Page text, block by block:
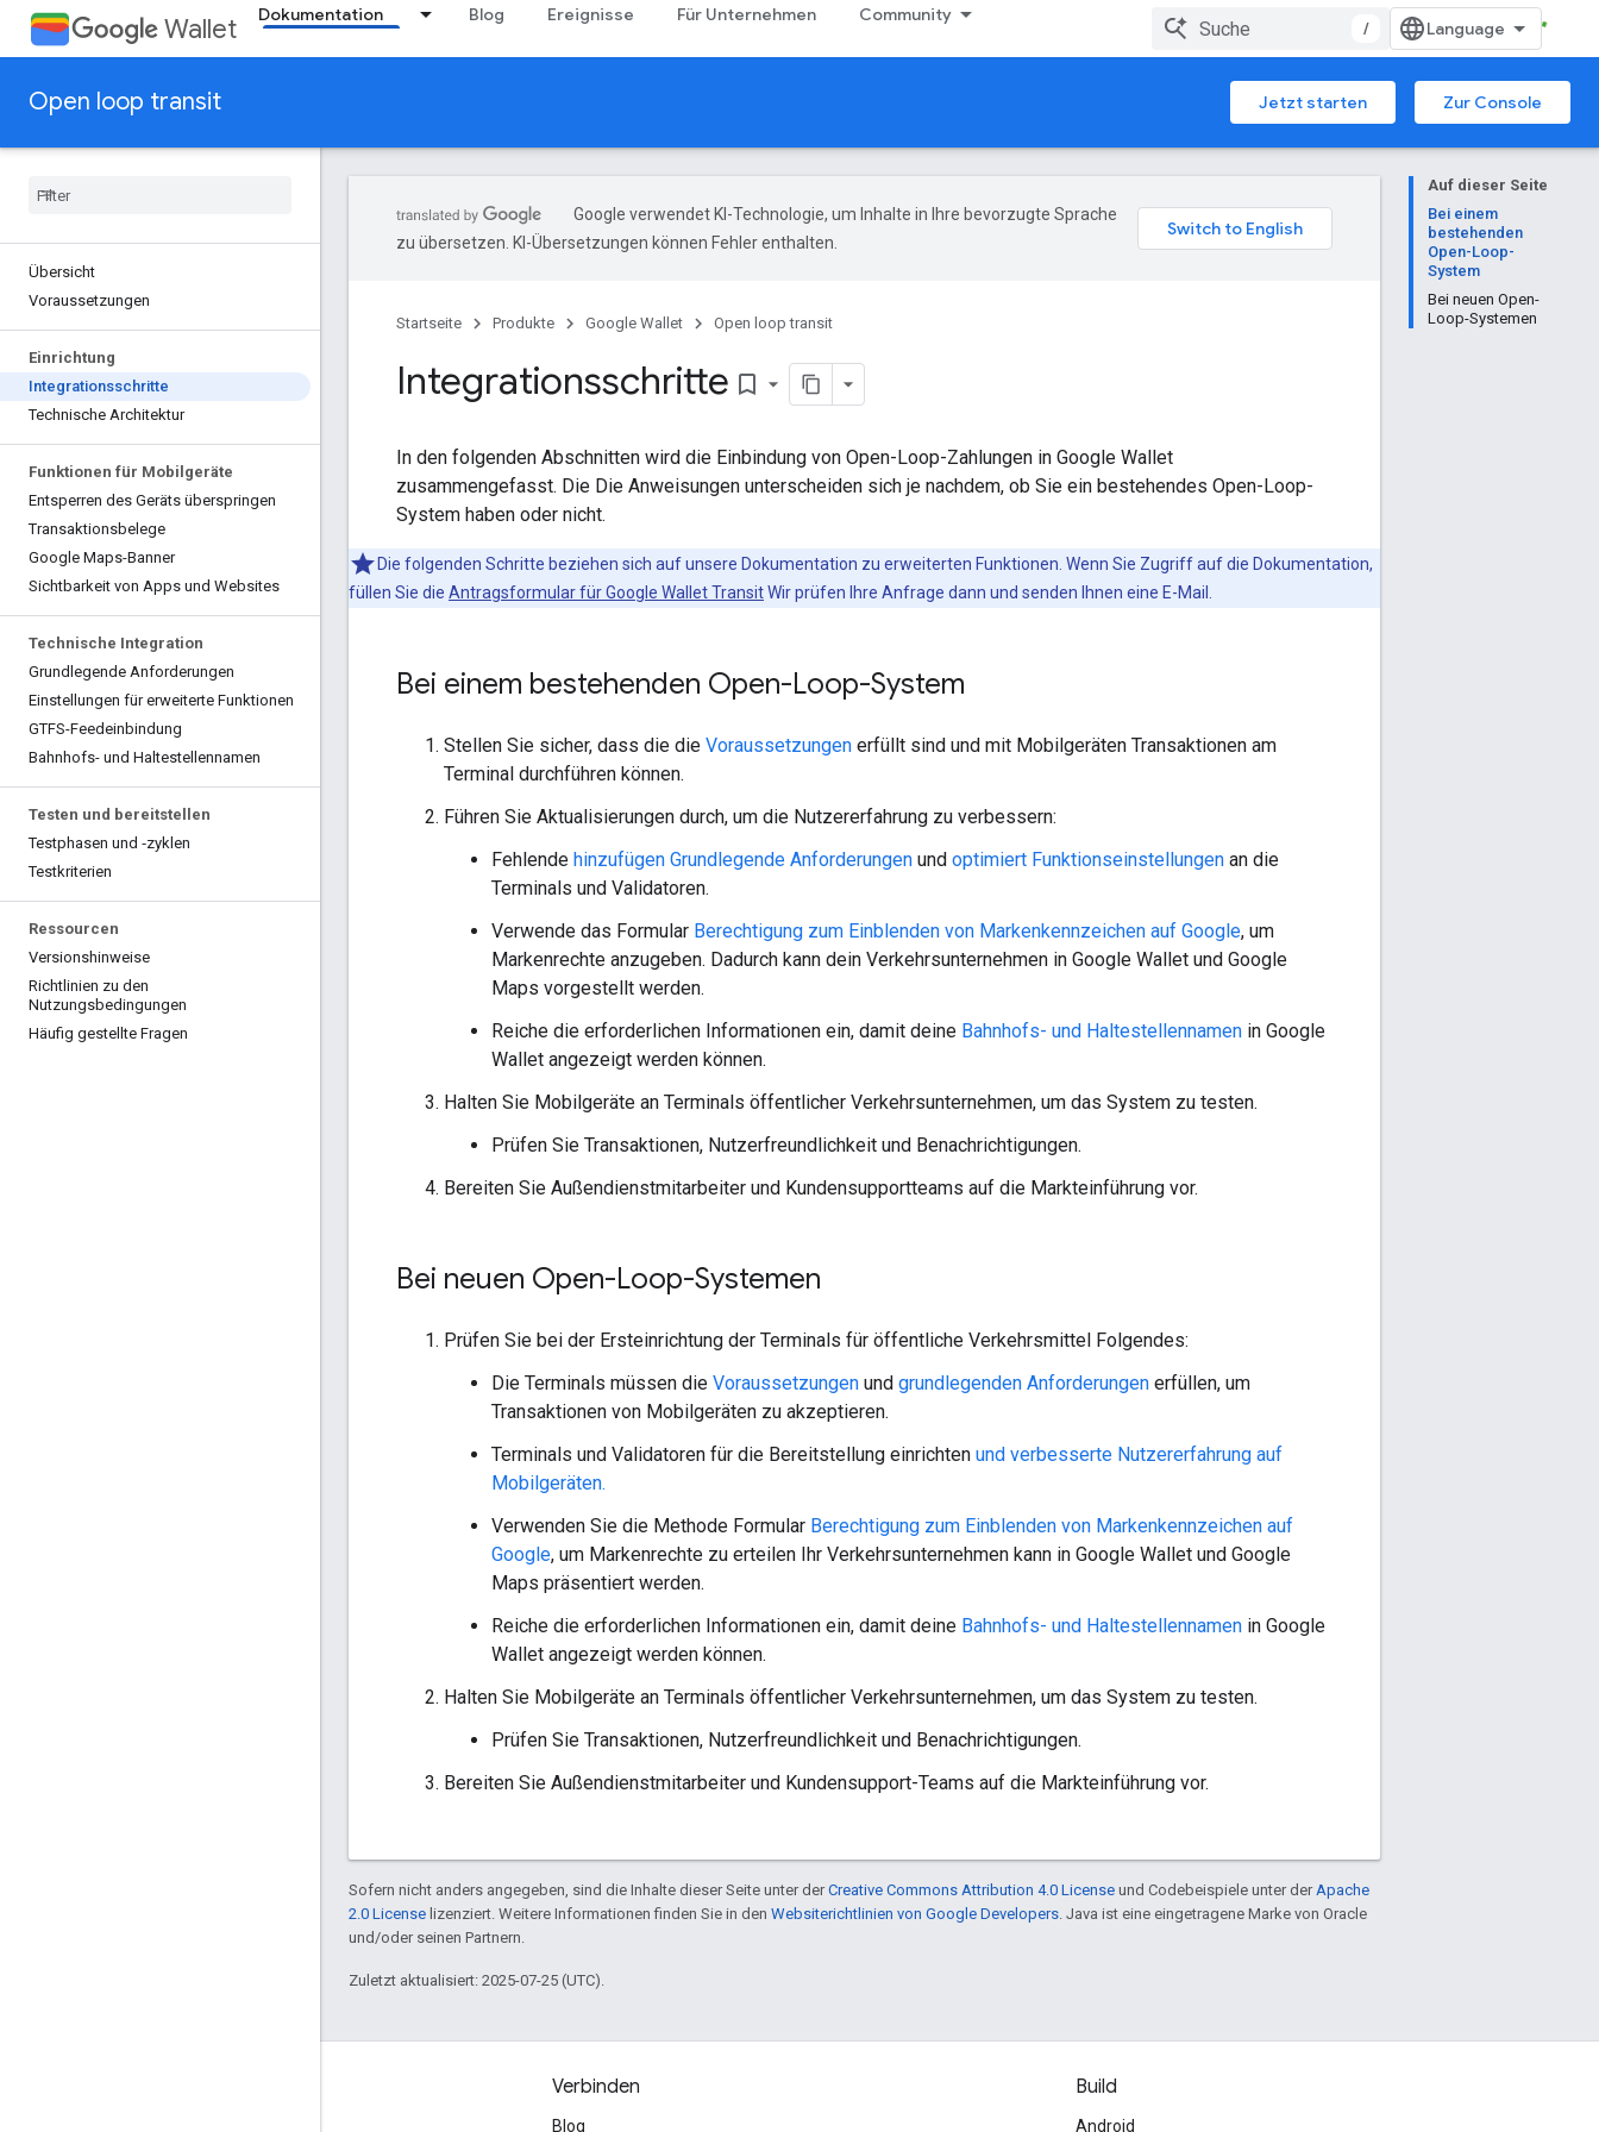
Wallet Dokumentation Blog Ereignisse Für Unternehmen Community
/
Open loop transit Jetzt starten Zur Console
Übersicht
Voraussetzungen
Einrichtung
Integrationsschritte
Technische Architektur
Funktionen für Mobilgeräte
Entsperren des Geräts überspringen
Transaktionsbelege
Google Maps-Banner
Sichtbarkeit von Apps und Websites
Technische Integration
Grundlegende Anforderungen
Einstellungen für erweiterte Funktionen
GTFS-Feedeinbindung
Bahnhofs- und Haltestellennamen
Testen und bereitstellen
Testphasen und ‑zyklen
Testkriterien
Ressourcen
Versionshinweise
Richtlinien zu den
Nutzungsbedingungen
Häufig gestellte Fragen
Auf dieser Seite
Bei einem
bestehenden
Open-Loop-
System
Bei neuen Open-
Loop-Systemen
Google verwendet KI-Technologie, um Inhalte in Ihre bevorzugte Sprache
zu übersetzen. KI-Übersetzungen können Fehler enthalten.
Startseite Produkte Google Wallet Open loop transit
Integrationsschritte bookmark_border
In den folgenden Abschnitten wird die Einbindung von Open-Loop-Zahlungen in Google Wallet
zusammengefasst. Die Die Anweisungen unterscheiden sich je nachdem, ob Sie ein bestehendes Open-Loop-
System haben oder nicht.
Die folgenden Schritte beziehen sich auf unsere Dokumentation zu erweiterten Funktionen. Wenn Sie Zugriff auf die Dokumentation,
füllen Sie die Antragsformular für Google Wallet TransitWir prüfen Ihre Anfrage dann und senden Ihnen eine E-Mail.
Bei einem bestehenden Open-Loop-System
Stellen Sie sicher, dass die die Voraussetzungen erfüllt sind und mit Mobilgeräten Transaktionen am
Terminal durchführen können.
Führen Sie Aktualisierungen durch, um die Nutzererfahrung zu verbessern:
Fehlende hinzufügen Grundlegende Anforderungen und optimiert Funktionseinstellungen an die
Terminals und Validatoren.
Verwende das Formular Berechtigung zum Einblenden von Markenkennzeichen auf Google, um
Markenrechte anzugeben. Dadurch kann dein Verkehrsunternehmen in Google Wallet und Google
Maps vorgestellt werden.
Reiche die erforderlichen Informationen ein, damit deine Bahnhofs- und Haltestellennamen in Google
Wallet angezeigt werden können.
Halten Sie Mobilgeräte an Terminals öffentlicher Verkehrsunternehmen, um das System zu testen.
Prüfen Sie Transaktionen, Nutzerfreundlichkeit und Benachrichtigungen.
Bereiten Sie Außendienstmitarbeiter und Kundensupportteams auf die Markteinführung vor.
Bei neuen Open-Loop-Systemen
Prüfen Sie bei der Ersteinrichtung der Terminals für öffentliche Verkehrsmittel Folgendes:
Die Terminals müssen die Voraussetzungen und grundlegenden Anforderungen erfüllen, um
Transaktionen von Mobilgeräten zu akzeptieren.
Terminals und Validatoren für die Bereitstellung einrichten und verbesserte Nutzererfahrung auf
Mobilgeräten.
Verwenden Sie die Methode Formular Berechtigung zum Einblenden von Markenkennzeichen auf
Google, um Markenrechte zu erteilen Ihr Verkehrsunternehmen kann in Google Wallet und Google
Maps präsentiert werden.
Reiche die erforderlichen Informationen ein, damit deine Bahnhofs- und Haltestellennamen in Google
Wallet angezeigt werden können.
Halten Sie Mobilgeräte an Terminals öffentlicher Verkehrsunternehmen, um das System zu testen.
Prüfen Sie Transaktionen, Nutzerfreundlichkeit und Benachrichtigungen.
Bereiten Sie Außendienstmitarbeiter und Kundensupport-Teams auf die Markteinführung vor.
Sofern nicht anders angegeben, sind die Inhalte dieser Seite unter derCreative Commons Attribution 4.0 License und Codebeispiele unter der Apache
2.0 License lizenziert. Weitere Informationen finden Sie in den Websiterichtlinien von Google Developers . Java ist eine eingetragene Marke von Oracle
und/oder seinen Partnern.
Zuletzt aktualisiert: 2025-07-25 (UTC).
Verbinden
Blog
Build
Android